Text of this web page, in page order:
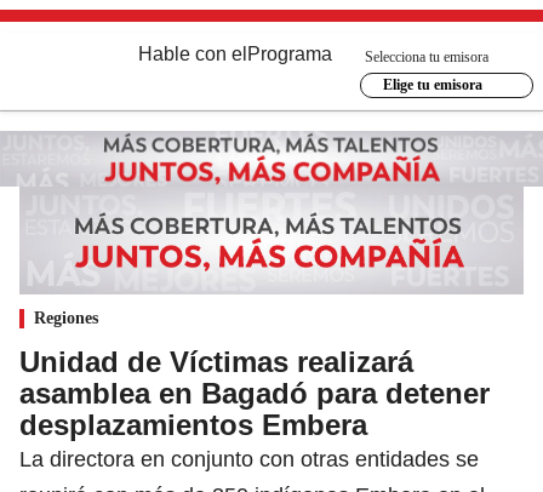
Hable con el Programa
Selecciona tu emisora
Elige tu emisora
Regiones
Unidad de Víctimas realizará
asamblea en Bagadó para detener
desplazamientos Embera
La directora en conjunto con otras entidades se